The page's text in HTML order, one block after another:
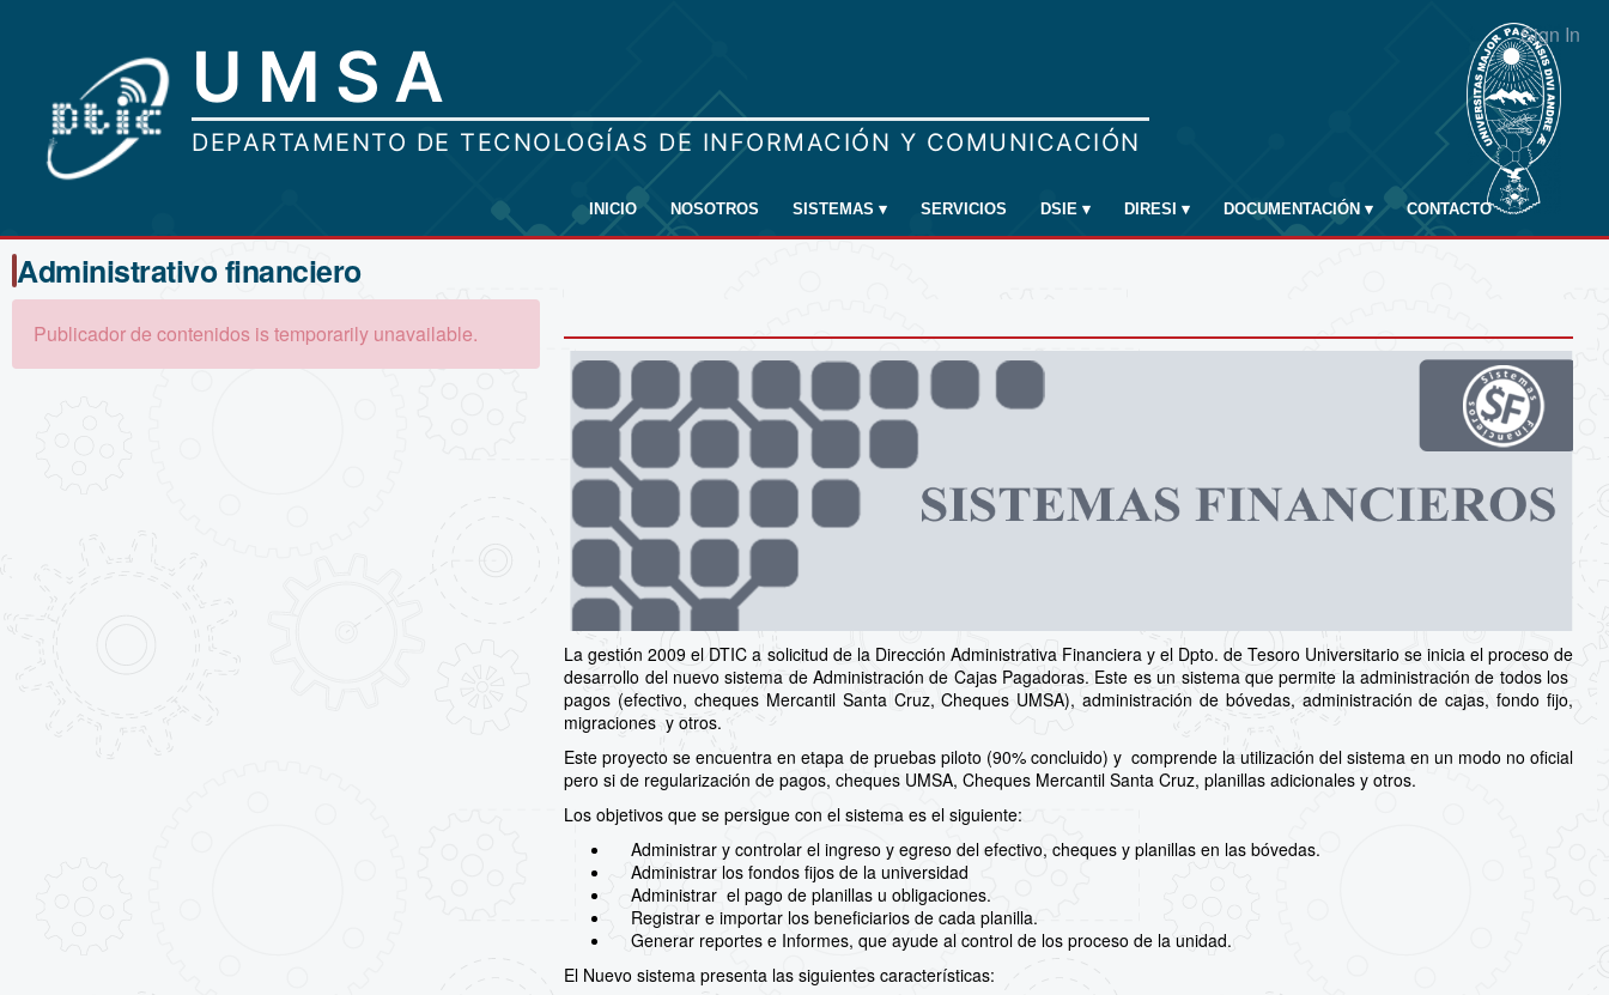
Sign In
INICIO NOSOTROS SISTEMAS ▾ SERVICIOS DSIE ▾ DIRESI ▾ DOCUMENTACIÓN ▾ CONTACTO
Administrativo financiero
Publicador de contenidos is temporarily unavailable.
La gestión 2009 el DTIC a solicitud de la Dirección Administrativa Financiera y el Dpto. de Tesoro Universitario se inicia el proceso de
desarrollo del nuevo sistema de Administración de Cajas Pagadoras. Este es un sistema que permite la administración de todos los
pagos (efectivo, cheques Mercantil Santa Cruz, Cheques UMSA), administración de bóvedas, administración de cajas, fondo fijo,
migraciones y otros.
Este proyecto se encuentra en etapa de pruebas piloto (90% concluido) y comprende la utilización del sistema en un modo no oficial
pero si de regularización de pagos, cheques UMSA, Cheques Mercantil Santa Cruz, planillas adicionales y otros.
Los objetivos que se persigue con el sistema es el siguiente:
Administrar y controlar el ingreso y egreso del efectivo, cheques y planillas en las bóvedas.
Administrar los fondos fijos de la universidad
Administrar el pago de planillas u obligaciones.
Registrar e importar los beneficiarios de cada planilla.
Generar reportes e Informes, que ayude al control de los proceso de la unidad.
El Nuevo sistema presenta las siguientes características: